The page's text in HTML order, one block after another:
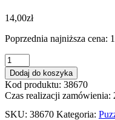
14,00zł
Poprzednia najniższa cena:
ilość
PUZZLE
60
EL.
WESOŁY
BLUEY
Dodaj do koszyka
Kod produktu: 38670
Czas realizacji zamówienia:
SKU: 38670 Kategoria: